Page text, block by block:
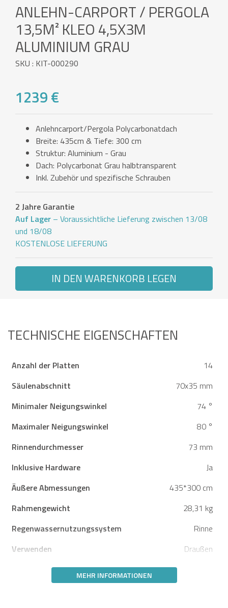
ANLEHN-CARPORT / PERGOLA
13,5M² KLEO 4,5X3M
ALUMINIUM GRAU
SKU : KIT-000290
1239 €
Anlehncarport/Pergola Polycarbonatdach
Breite: 435cm & Tiefe: 300 cm
Struktur: Aluminium - Grau
Dach: Polycarbonat Grau halbtransparent
Inkl. Zubehör und spezifische Schrauben
2 Jahre Garantie
Auf Lager – Voraussichtliche Lieferung zwischen 13/08
und 18/08
KOSTENLOSE LIEFERUNG
IN DEN WARENKORB LEGEN
TECHNISCHE EIGENSCHAFTEN
Anzahl der Platten
14
Säulenabschnitt
70x35 mm
Minimaler Neigungswinkel
74 °
Maximaler Neigungswinkel
80 °
Rinnendurchmesser
73 mm
Inklusive Hardware
Ja
Äußere Abmessungen
435*300 cm
Rahmengewicht
28,31 kg
Regenwassernutzungssystem
Rinne
Verwenden
Draußen
MEHR INFORMATIONEN